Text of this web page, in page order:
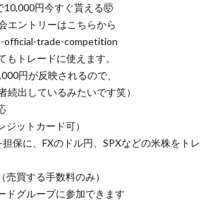
10,000円今すぐ貰える🤯
エントリーはこちらから
trade-competition
もトレードに使えます。
円が反映されるので、
続出しているみたいです笑）
ットカード可）
保に、FXのドル円、SPXなどの米株をトレ
買する手数料のみ）
ドグループに参加できます